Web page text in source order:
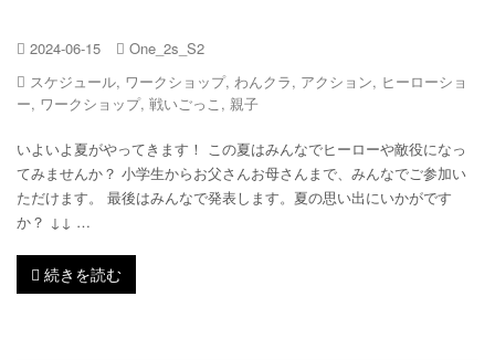
2024-06-15
One_2s_S2
スケジュール, ワークショップ, わんクラ, アクション, ヒーローショ
ー, ワークショップ, 戦いごっこ , 親子
いよいよ夏がやってきます！ この夏はみんなでヒーローや敵役になっ
てみませんか？ 小学生からお父さんお母さんまで、みんなでご参加い
ただけます。 最後はみんなで発表します。夏の思い出にいかがです
か？ ↓↓ …
続きを読む